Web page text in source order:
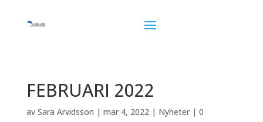
FEBRUARI 2022
av Sara Arvidsson | mar 4, 2022| Nyheter| 0